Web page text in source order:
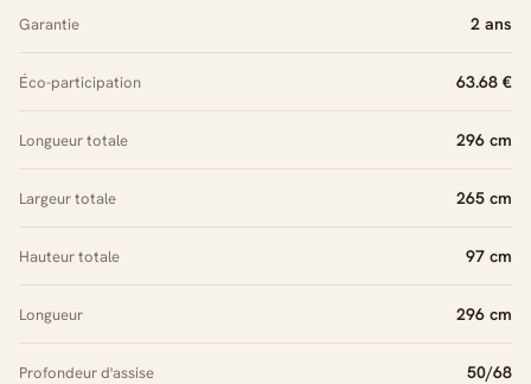
Garantie 2 ans
Éco-participation 63.68 €
Longueur totale 296 cm
Largeur totale 265 cm
Hauteur totale 97 cm
Longueur 296 cm
Profondeur d'assise 50/68